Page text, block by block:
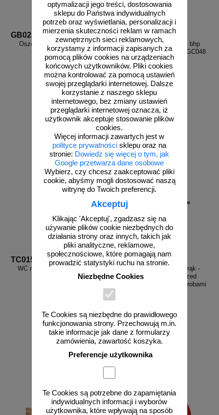
optymalizacji jego treści, dostosowania
sklepu do Państwa indywidualnych
potrzeb oraz wyświetlania, personalizacji i
mierzenia skuteczności reklam w ramach
zewnętrznych sieci reklamowych,
korzystamy z informacji zapisanych za
pomocą plików cookies na urządzeniach
końcowych użytkowników. Pliki cookies
można kontrolować za pomocą ustawień
swojej przeglądarki internetowej. Dalsze
korzystanie z naszego sklepu
internetowego, bez zmiany ustawień
przeglądarki internetowej oznacza, iż
użytkownik akceptuje stosowanie plików
cookies.
Więcej informacji zawartych jest w
polityce prywatności sklepu oraz na
stronie: Dowiedz się więcej o tym, jak
Google przetwarza dane osobowe
Wybierz, czy chcesz zaakceptować pliki
cookie, abyśmy mogli dostosować naszą
witrynę do Twoich preferencji.
Akceptuj
Klikając 'Akceptuj', zgadzasz się na
używanie plików cookie niezbędnych do
działania strony oraz innych, takich jak
pliki analityczne, reklamowe,
społecznościowe, które pomagają nam
prowadzić statystyki ruchu na stronie.
Niezbędne Cookies
Te Cookies są niezbędne do prawidłowego
funkcjonowania strony. Przechowują m.in.
takie informacje jak dane z formularzy
zamówienia, zawartość koszyka.
Preferencje użytkownika
Te Cookies są potrzebne do zapamiętania
indywidualnych informacji i wyborów
użytkownika, które wpływają na sposób
GB023
Oszczędzaj wodę - znak bhp
nakazujący - GB023
od 2,58 zł
2,10 zł netto
GC048
Oszczędzaj wodę - znak bhp
nakazujący, informujący - GC048
od 2,96 zł
2,41 zł netto
TC015
WC nieczynne - zawieszka na
drzwi - TC015
od 22,62 zł
18,39 zł netto
do koszyka
PA102
Myj ręce, dbaj o higienę rąk -
chroń siebie i innych przed
wirusem, zakażeniem, chorobami
od 6,48 zł
5,27 zł netto
do koszyka